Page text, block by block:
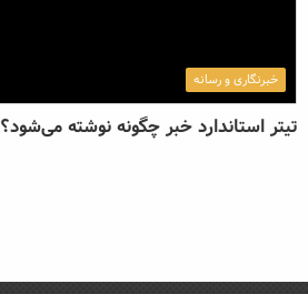
خبرنگاری و رسانه
تیتر استاندارد خبر چگونه نوشته می‌شود؟